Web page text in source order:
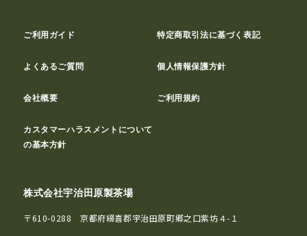
ご利用ガイド 特定商取引法に基づく表記
よくあるご質問 個人情報保護方針
会社概要 ご利用規約
カスタマーハラスメントについて
の基本方針
株式会社宇治田原製茶場
〒610-0288 京都府綴喜郡宇治田原町郷之口紫坊４-１